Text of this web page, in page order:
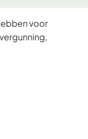
voor